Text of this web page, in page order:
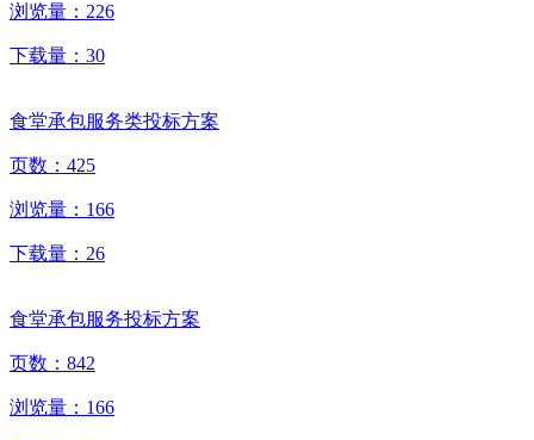
浏览量： 226
下载量： 30
食堂承包服务类投标方案
页数： 425
浏览量： 166
下载量： 26
食堂承包服务投标方案
页数： 842
浏览量： 166